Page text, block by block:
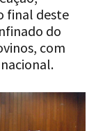
final deste
do
com